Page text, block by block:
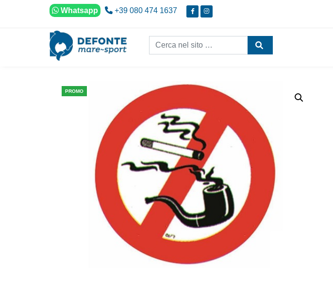
Vai al contenuto
Whatsapp +39 080 474 1637
Cerca nel sito...
PROMO